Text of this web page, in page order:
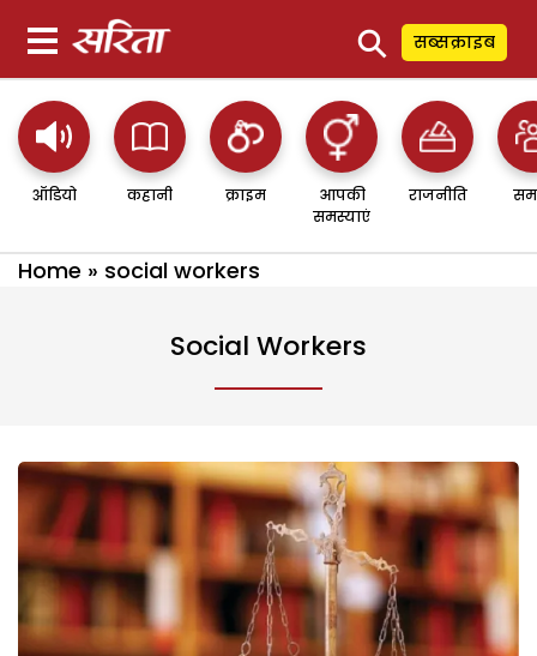
⚲ सब्सक्राइब
ऑडियो कहानी क्राइम
आपकी
समस्याएं
राजनीति
Home » social workers
Social Workers